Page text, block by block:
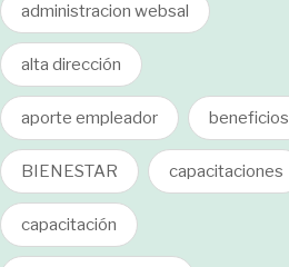
administracion websal
alta dirección
aporte empleador beneficios
BIENESTAR capacitaciones
capacitación